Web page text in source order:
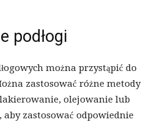
podłogi
można przystąpić do
zastosować różne metody
olejowanie lub
zastosować odpowiednie